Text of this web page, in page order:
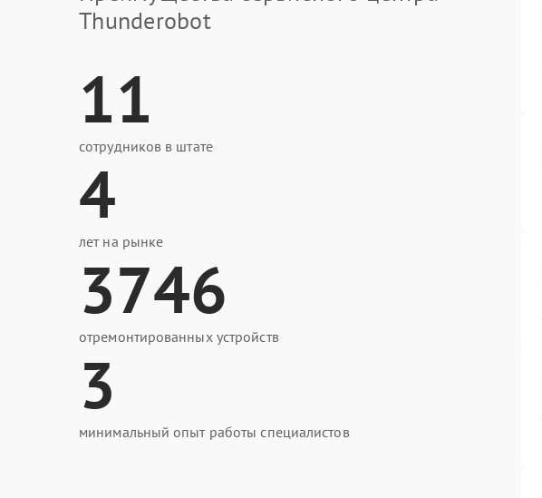
Thunderobot
11
сотрудников в штате
4
лет на рынке
3746
отремонтированных устройств
3
минимальный опыт работы специалистов